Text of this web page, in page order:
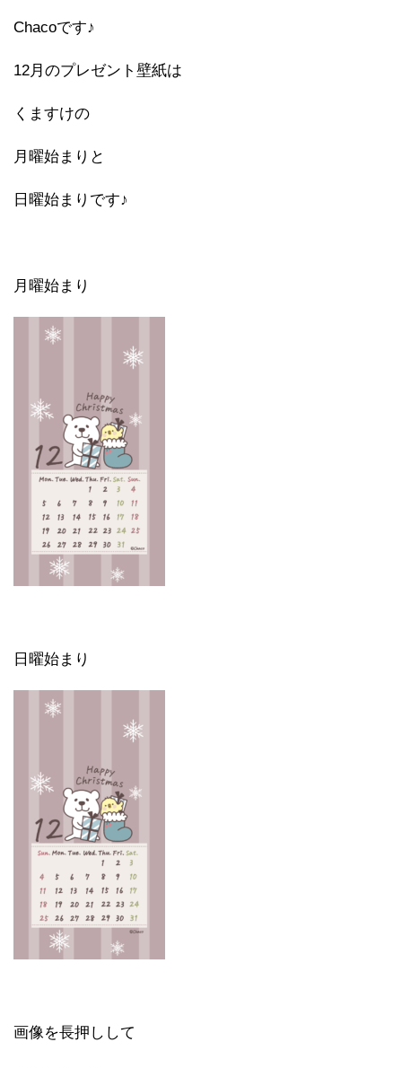
Chacoです♪
12月のプレゼント壁紙は
くますけの
月曜始まりと
日曜始まりです♪
月曜始まり
日曜始まり
画像を長押しして